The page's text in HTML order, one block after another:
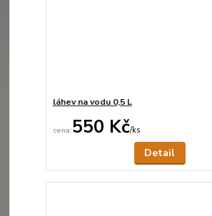
láhev na vodu 0,5 L
550 Kč/ks
Detail